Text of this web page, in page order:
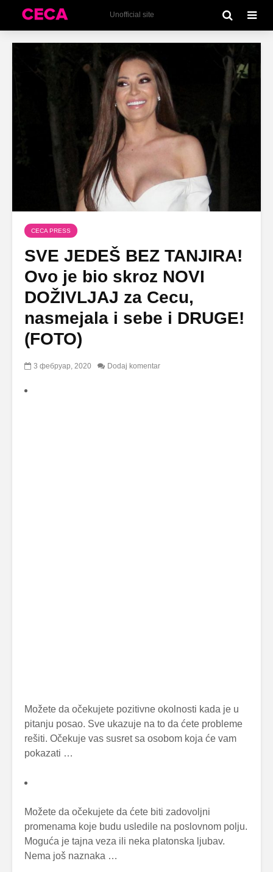
Unofficial site
CECA PRESS
SVE JEDEŠ BEZ TANJIRA!
Ovo je bio skroz NOVI
DOŽIVLJAJ za Cecu,
nasmejala i sebe i DRUGE!
(FOTO)
3 фебруар, 2020 Dodaj komentar
Možete da očekujete pozitivne okolnosti kada je u
pitanju posao. Sve ukazuje na to da ćete probleme
rešiti. Očekuje vas susret sa osobom koja će vam
pokazati …
Možete da očekujete da ćete biti zadovoljni
promenama koje budu usledile na poslovnom polju.
Moguća je tajna veza ili neka platonska ljubav.
Nema još naznaka …